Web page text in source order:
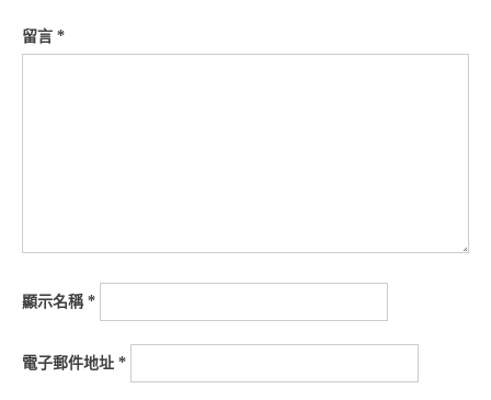
留言 *
顯示名稱*
電子郵件地址 *